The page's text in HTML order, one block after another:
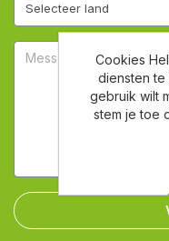
Cookies
diensten te
gebruik wilt
stem je toe